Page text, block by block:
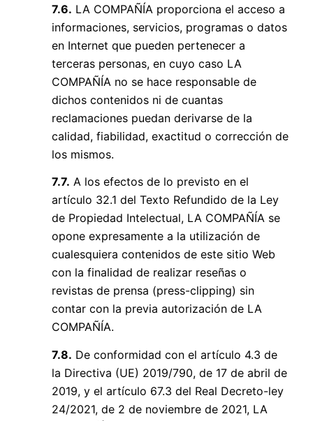
7.6. LA COMPAÑÍA proporciona el acceso a
informaciones, servicios, programas o datos
en Internet que pueden pertenecer a
terceras personas, en cuyo caso LA
COMPAÑÍA no se hace responsable de
dichos contenidos ni de cuantas
reclamaciones puedan derivarse de la
calidad, fiabilidad, exactitud o corrección de
los mismos.
7.7. A los efectos de lo previsto en el
artículo 32.1 del Texto Refundido de la Ley
de Propiedad Intelectual, LA COMPAÑÍA se
opone expresamente a la utilización de
cualesquiera contenidos de este sitio Web
con la finalidad de realizar reseñas o
revistas de prensa (press-clipping) sin
contar con la previa autorización de LA
COMPAÑÍA.
7.8. De conformidad con el artículo 4.3 de
la Directiva (UE) 2019/790, de 17 de abril de
2019, y el artículo 67.3 del Real Decreto-ley
24/2021, de 2 de noviembre de 2021, LA